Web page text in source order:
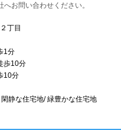
お問い合わせください。
丁目
1分
歩10分
10分
静な住宅地/ 緑豊かな住宅地